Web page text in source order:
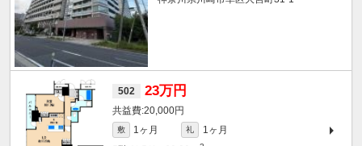
502 23万円
20,000円
敷 1ヶ月 礼
1ヶ月